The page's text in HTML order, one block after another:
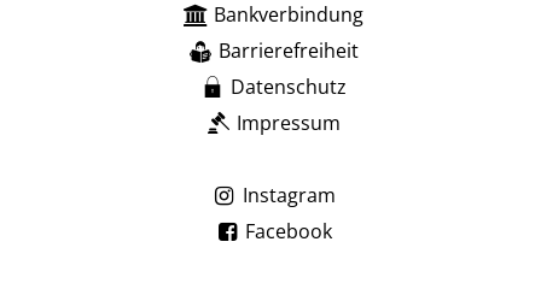
Bankverbindung
Barrierefreiheit
Datenschutz
Impressum
Instagram
Facebook